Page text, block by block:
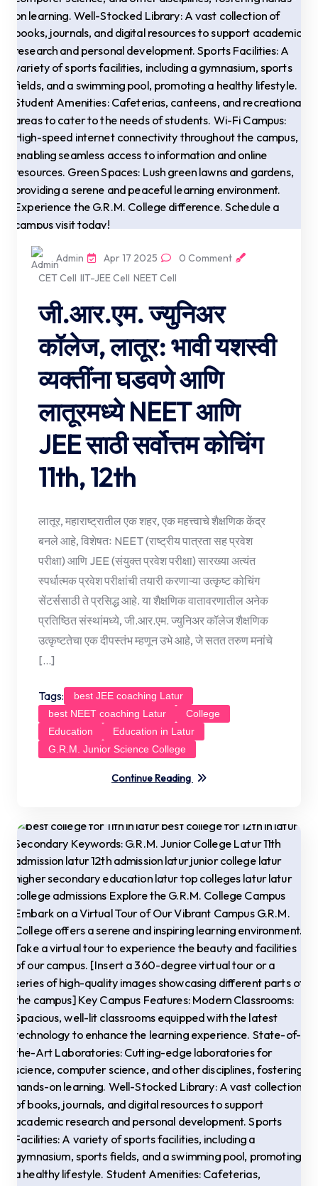
Admin Apr 17 2025
0 Comment
CET Cell IIT-JEE Cell NEET Cell
जी.आर.एम. ज्युनिअर
कॉलेज, लातूर: भावी यशस्वी
व्यक्तींना घडवणे आणि
लातूरमध्ये NEET आणि
JEE साठी सर्वोत्तम कोचिंग
11th, 12th
लातूर, महाराष्ट्रातील एक शहर, एक महत्त्वाचे शैक्षणिक केंद्र
बनले आहे, विशेषतः NEET (राष्ट्रीय पात्रता सह प्रवेश
परीक्षा) आणि JEE (संयुक्त प्रवेश परीक्षा) सारख्या अत्यंत
स्पर्धात्मक प्रवेश परीक्षांची तयारी करणाऱ्या उत्कृष्ट कोचिंग
सेंटर्ससाठी ते प्रसिद्ध आहे. या शैक्षणिक वातावरणातील अनेक
प्रतिष्ठित संस्थांमध्ये, जी.आर.एम. ज्युनिअर कॉलेज शैक्षणिक
उत्कृष्टतेचा एक दीपस्तंभ म्हणून उभे आहे, जे सतत तरुण मनांचे
[…]
Tags:
best JEE coaching Latur
best NEET coaching Latur
College
Education
Education in Latur
G.R.M. Junior Science College
Continue Reading